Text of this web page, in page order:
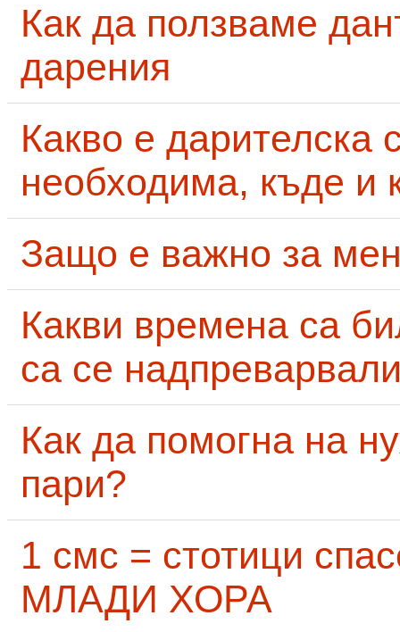
Как да ползваме
дарения
Какво е дарителска
необходима, къде и
Защо е важно за
Какви времена са
са се
Как да помогна на
пари?
1 смс = стотици
МЛАДИ ХОРА